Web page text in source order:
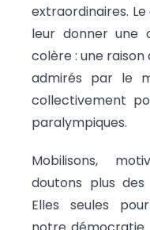
extraordinaires.
leur donner une
colère : une raison
admirés par le
collectivement
paralympiques.
Mobilisons,
doutons plus
Elles seules